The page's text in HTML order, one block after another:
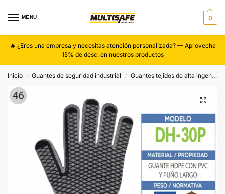
MENU 0
🔥 ¿Eres una empresa y necesitas atención personalizada? — Aprovecha
15% de desc. en nuestros productos
Inicio / Guantes de seguridad industrial / Guantes tejidos de alta ingeniería